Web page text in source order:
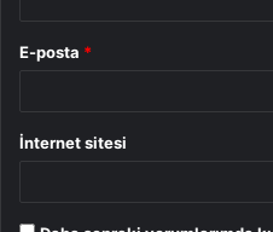
E-posta *
İnternet sitesi